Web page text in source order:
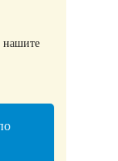
нашите